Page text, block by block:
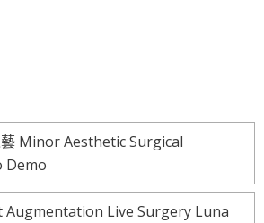
藝 Minor Aesthetic Surgical
Demo
Augmentation Live Surgery Luna